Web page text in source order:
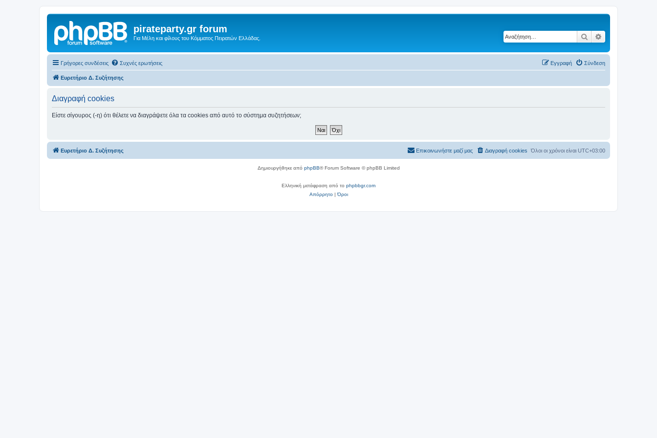
pirateparty.gr forum
Για Μέλη και φίλους του Κόμματος Πειρατών Ελλάδας. Αναζήτηση
Γρήγορες συνδέσεις Συχνές ερωτήσεις Σύνδεση
Εγγραφή
Ευρετήριο Δ. Συζήτησης
Διαγραφή cookies
Είστε σίγουρος (-η) ότι θέλετε να διαγράψετε όλα τα cookies από αυτό το σύστημα συζητήσεων;
Ευρετήριο Δ. Συζήτησης Όλοι οι χρόνοι είναι UTC+03:00
Διαγραφή cookies
Επικοινωνήστε μαζί μας
Δημιουργήθηκε από phpBB® Forum Software © phpBB Limited
Ελληνική μετάφραση από το phpbbgr.com
Απόρρητο|Όροι